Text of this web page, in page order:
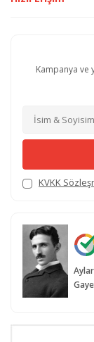
Kampanya
KVKK